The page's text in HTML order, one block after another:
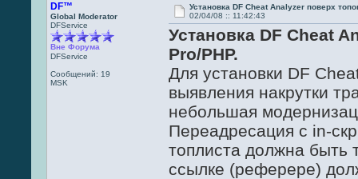
DF™
Global Moderator
DFService
Вне Форума
DFService
Сообщений: 19
MSK
Установка DF Cheat Analyzer поверх
02/04/08 :: 11:42:43
Установка DF Cheat
Pro/PHP.
Для установки DF
выявления накрутки
небольшая
Переадресация с in-
топлиста должна быть
ссылке (реферере)